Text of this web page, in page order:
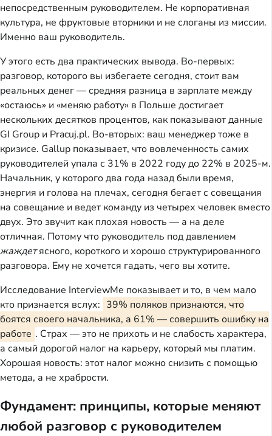
непосредственным руководителем. Не корпоративная
культура, не фруктовые вторники и не слоганы из миссии.
Именно ваш руководитель.
У этого есть два практических вывода. Во-первых:
разговор, которого вы избегаете сегодня, стоит вам
реальных денег — средняя разница в зарплате между
«остаюсь» и «меняю работу» в Польше достигает
нескольких десятков процентов, как показывают данные
GI Group и Pracuj.pl. Во-вторых: ваш менеджер тоже в
кризисе. Gallup показывает, что вовлеченность самих
руководителей упала с 31% в 2022 году до 22% в 2025-м.
Начальник, у которого два года назад были время,
энергия и голова на плечах, сегодня бегает с совещания
на совещание и ведет команду из четырех человек вместо
двух. Это звучит как плохая новость — а на деле
отличная. Потому что руководитель под давлением
жаждетясного, короткого и хорошо структурированного
разговора. Ему не хочется гадать, чего вы хотите.
Исследование InterviewMe показывает и то, в чем мало
кто признается вслух: 39% поляков признаются, что
боятся своего начальника, а 61% — совершить ошибку на
работе . Страх — это не прихоть и не слабость характера,
а самый дорогой налог на карьеру, который мы платим.
Хорошая новость: этот налог можно снизить с помощью
метода, а не храбрости.
Фундамент: принципы, которые меняют
любой разговор с руководителем